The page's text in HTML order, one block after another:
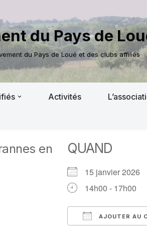
du Pays de
du Pays de Loué et des clubs affiliés
Activités
en
QUAND
15 janvier 2026
14h00 - 17h00
AJOUTER AU